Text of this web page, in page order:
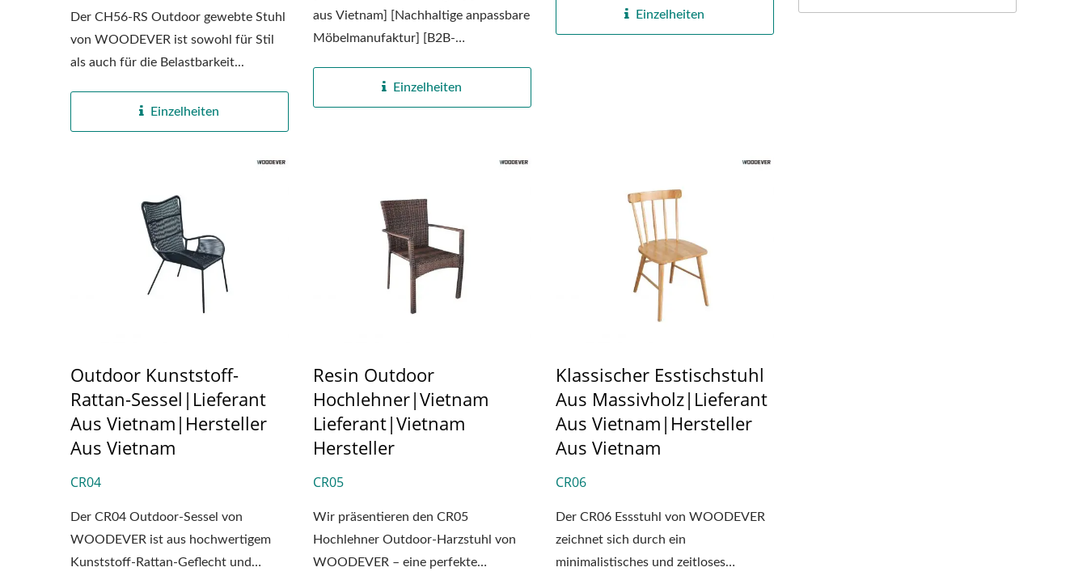
Der CH56-RS Outdoor gewebte Stuhl
von WOODEVER ist sowohl für Stil
als auch für die Belastbarkeit...
Einzelheiten
aus Vietnam] [Nachhaltige anpassbare
Möbelmanufaktur] [B2B-
Einzelheiten
Einzelheiten
Outdoor Kunststoff-
Rattan-Sessel|Lieferant
Aus Vietnam|Hersteller
Aus Vietnam
CR04
Der CR04 Outdoor-Sessel von
WOODEVER ist aus hochwertigem
Kunststoff-Rattan-Geflecht und
Resin Outdoor
Hochlehner|Vietnam
Lieferant|Vietnam
Hersteller
CR05
Wir präsentieren den CR05
Hochlehner Outdoor-Harzstuhl von
WOODEVER – eine perfekte
Klassischer Esstischstuhl
Aus Massivholz|Lieferant
Aus Vietnam|Hersteller
Aus Vietnam
CR06
Der CR06 Essstuhl von WOODEVER
zeichnet sich durch ein
minimalistisches und zeitloses